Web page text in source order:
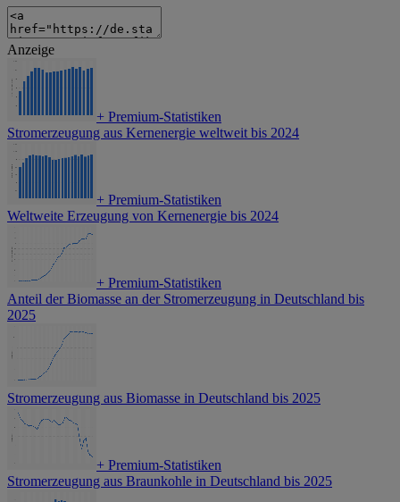
Anzeige
+ Premium-Statistiken
Stromerzeugung aus Kernenergie weltweit bis 2024
+ Premium-Statistiken
Weltweite Erzeugung von Kernenergie bis 2024
+ Premium-Statistiken
Anteil der Biomasse an der Stromerzeugung in Deutschland bis
2025
Stromerzeugung aus Biomasse in Deutschland bis 2025
+ Premium-Statistiken
Stromerzeugung aus Braunkohle in Deutschland bis 2025